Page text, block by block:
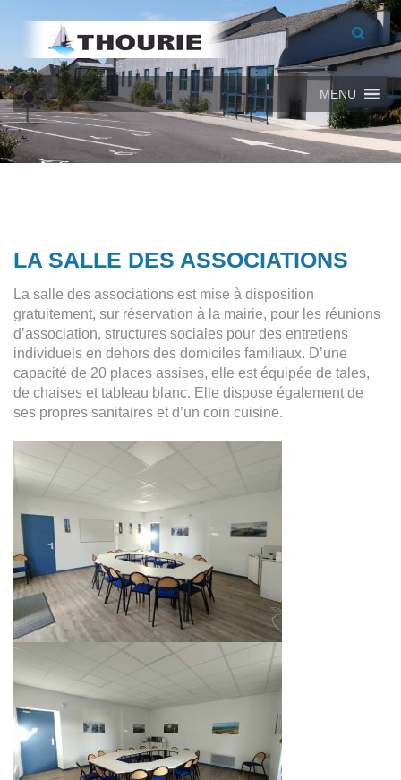
MENU
LA SALLE DES ASSOCIATIONS
La salle des associations est mise à disposition
gratuitement, sur réservation à la mairie, pour les réunions
d’association, structures sociales pour des entretiens
individuels en dehors des domiciles familiaux. D’une
capacité de 20 places assises, elle est équipée de tales,
de chaises et tableau blanc. Elle dispose également de
ses propres sanitaires et d’un coin cuisine.